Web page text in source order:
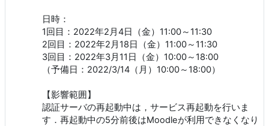
日時：
1回目：2022年2月4日（金）11:00～11:30
2回目：2022年2月18日（金）11:00～11:30
3回目：2022年3月11日（金）10:00～18:00
（予備日：2022/3/14（月）10:00～18:00）
【影響範囲】
認証サーバの再起動中は，サービス再起動を行いま
す．再起動中の5分前後はMoodleが利用できなくなり